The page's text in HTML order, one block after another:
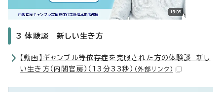
3 体験談 新しい生き方
【動画】ギャンブル等依存症を克服された方の体験談 新し
い生き方（内閣官房）（13分33秒） （外部リンク）